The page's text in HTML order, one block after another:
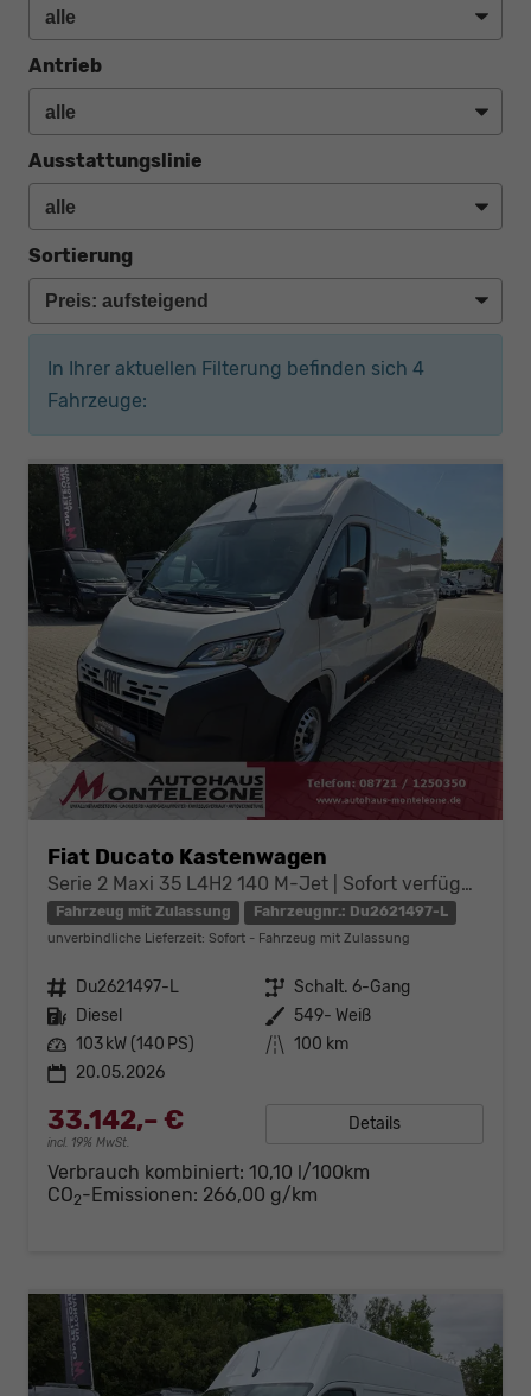
Antrieb
Ausstattungslinie
Sortierung
In Ihrer aktuellen Filterung befinden sich 4
Fahrzeuge:
Fiat Ducato Kastenwagen
Serie 2 Maxi 35 L4H2 140 M-Jet | Sofort verfügbar
Fahrzeug mit Zulassung Fahrzeugnr.: Du2621497-L
unverbindliche Lieferzeit: Sofort Fahrzeug mit Zulassung
Fahrzeugnr. Du2621497-L Getriebe Schalt. 6-Gang
Kraftstoff Diesel Außenfarbe 549- Weiß
Leistung 103 kW (140 PS) Kilometerstand 100 km
20.05.2026
33.142,– €
incl. 19% MwSt.
Details
Verbrauch kombiniert: 10,10 l/100km
CO2-Emissionen: 266,00 g/km